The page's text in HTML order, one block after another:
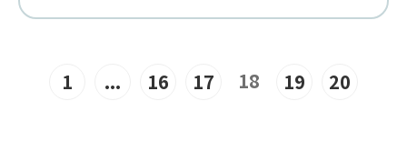
1 ... 16 17 18 19 20